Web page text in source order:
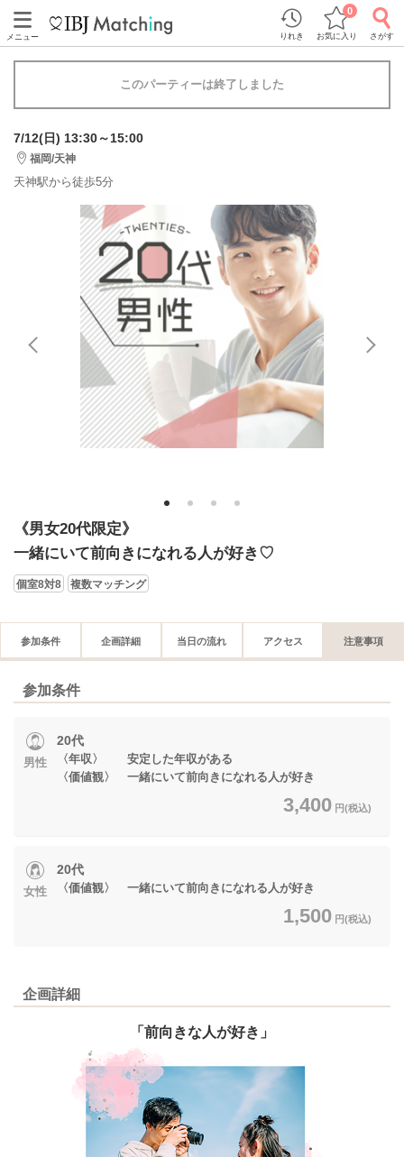
メニュー りれき お気に入り
0
さがす
このパーティーは終了しました
7/12(日) 13:30～15:00
福岡/天神
天神駅から徒歩5分
1 2 3 4
《男女20代限定》
一緒にいて前向きになれる人が好き♡
個室8対8 複数マッチング
参加条件 企画詳細 当日の流れ アクセス 注意事項
参加条件
男性
20代
〈年収〉 安定した年収がある
〈価値観〉 一緒にいて前向きになれる人が好き
3,400 円(税込)
女性
20代
〈価値観〉 一緒にいて前向きになれる人が好き
1,500 円(税込)
企画詳細
「前向きな人が好き」